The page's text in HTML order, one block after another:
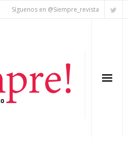
Síguenos en @Siempre_revista